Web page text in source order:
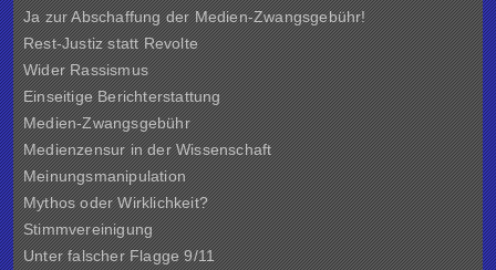
Ja zur Abschaffung der Medien-Zwangsgebühr!
Rest-Justiz statt Revolte
Wider Rassismus
Einseitige Berichterstattung
Medien-Zwangsgebühr
Medienzensur in der Wissenschaft
Meinungsmanipulation
Mythos oder Wirklichkeit?
Stimmvereinigung
Unter falscher Flagge 9/11